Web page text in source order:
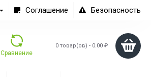
Соглашение Безопасность
Сравнение
0 товар(ов) - 0.00 ₽